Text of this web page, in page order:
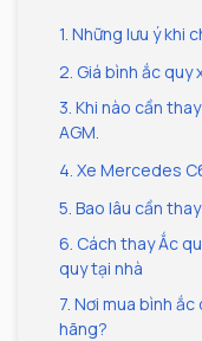
1. Những lưu ý khi
2. Giá bình ắc
3. Khi nào cần
AGM.
4. Xe Mercedes
5. Bao lâu cần
6. Cách thay Ắc
quy tại nhà
7. Nơi mua bình
hãng?